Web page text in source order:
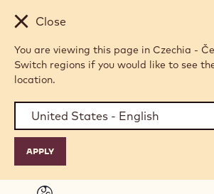
Skip to main content
Close
You are viewing this page in Czechia -
Switch regions if you would like to see
location.